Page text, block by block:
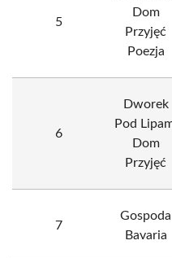
5
Dom
Przyjęć
Poezja
6
Dworek
Pod
Dom
Przyjęć
7
Gospoda
Bavaria